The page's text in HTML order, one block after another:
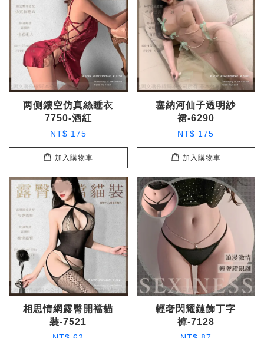
两侧鏤空仿真絲睡衣
7750-酒紅
NT$ 175
加入購物車
塞納河仙子透明紗
裙-6290
NT$ 175
加入購物車
相思情網露臀開襠貓
裝-7521
輕奢閃耀鏈飾丁字
褲-7128